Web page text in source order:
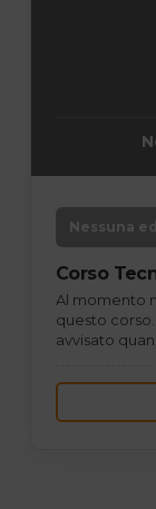
Nessuna
Corso
Al momento
questo
avvisato